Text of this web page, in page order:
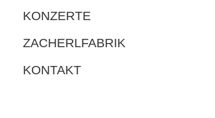
KONZERTE
ZACHERLFABRIK
KONTAKT